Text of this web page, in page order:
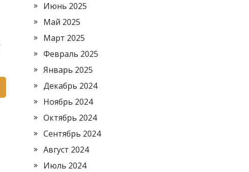
Июнь 2025
Май 2025
Март 2025
Февраль 2025
Январь 2025
Декабрь 2024
Ноябрь 2024
Октябрь 2024
Сентябрь 2024
Август 2024
Июль 2024